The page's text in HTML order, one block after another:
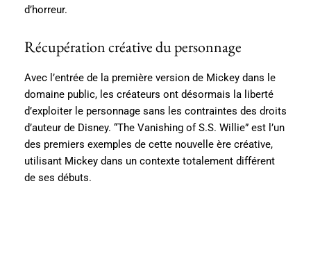
d’horreur.
Récupération créative du personnage
Avec l’entrée de la première version de Mickey dans le
domaine public, les créateurs ont désormais la liberté
d’exploiter le personnage sans les contraintes des droits
d’auteur de Disney. “The Vanishing of S.S. Willie” est l’un
des premiers exemples de cette nouvelle ère créative,
utilisant Mickey dans un contexte totalement différent
de ses débuts.